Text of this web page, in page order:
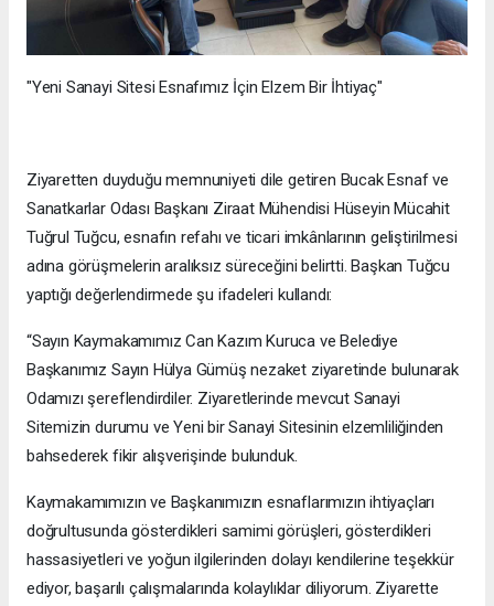
"Yeni Sanayi Sitesi Esnafımız İçin Elzem Bir İhtiyaç"
Ziyaretten duyduğu memnuniyeti dile getiren Bucak Esnaf ve
Sanatkarlar Odası Başkanı Ziraat Mühendisi Hüseyin Mücahit
Tuğrul Tuğcu, esnafın refahı ve ticari imkânlarının geliştirilmesi
adına görüşmelerin aralıksız süreceğini belirtti. Başkan Tuğcu
yaptığı değerlendirmede şu ifadeleri kullandı:
“Sayın Kaymakamımız Can Kazım Kuruca ve Belediye
Başkanımız Sayın Hülya Gümüş nezaket ziyaretinde bulunarak
Odamızı şereflendirdiler. Ziyaretlerinde mevcut Sanayi
Sitemizin durumu ve Yeni bir Sanayi Sitesinin elzemliliğinden
bahsederek fikir alışverişinde bulunduk.
Kaymakamımızın ve Başkanımızın esnaflarımızın ihtiyaçları
doğrultusunda gösterdikleri samimi görüşleri, gösterdikleri
hassasiyetleri ve yoğun ilgilerinden dolayı kendilerine teşekkür
ediyor, başarılı çalışmalarında kolaylıklar diliyorum. Ziyarette